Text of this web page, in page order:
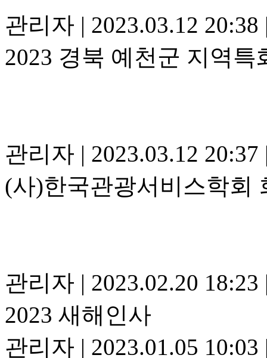
관리자 | 2023.03.12 20:38
2023 경북 예천군 지역
관리자 | 2023.03.12 20:37
(사)한국관광서비스학회
관리자 | 2023.02.20 18:23
2023 새해인사
관리자 | 2023.01.05 10:03